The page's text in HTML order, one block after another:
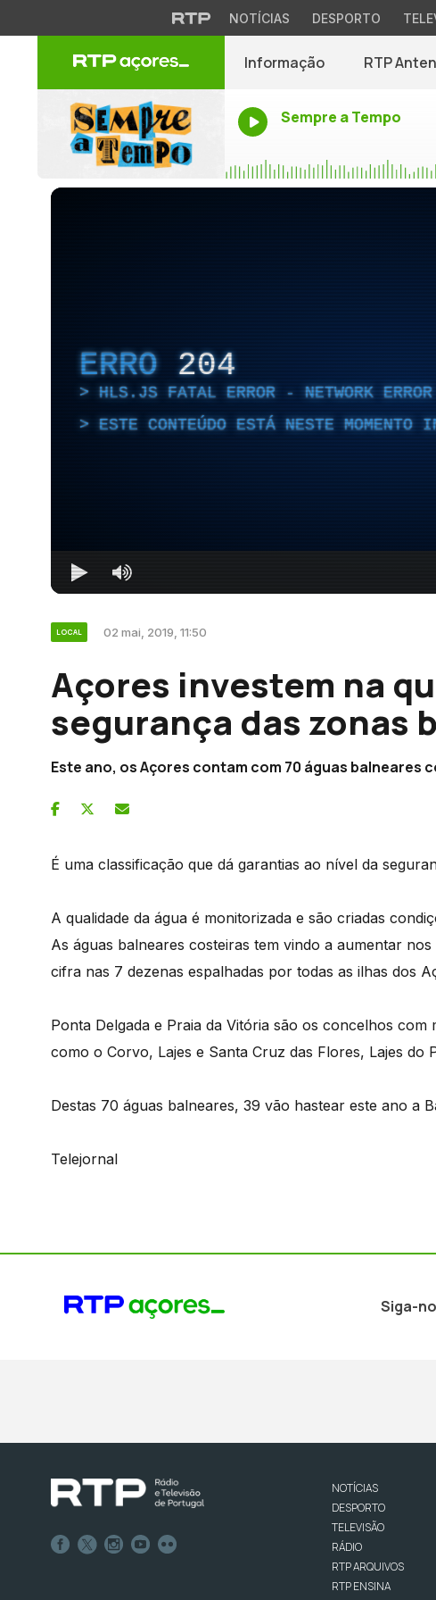
NOTÍCIAS DESPORTO
Informação RTP
Sempre a Tempo
ERRO 204
HLS.JS FATAL ERROR - NETWORK ERROR
ESTE CONTEÚDO ESTÁ NESTE MOMENTO
LOCAL 02 mai, 2019, 11:50
Açores investem na
segurança das zonas
Este ano, os Açores contam com 70 águas balneares
É uma classificação que dá garantias ao nível da
A qualidade da água é monitorizada e são criadas
As águas balneares costeiras tem vindo a aumentar
cifra nas 7 dezenas espalhadas por todas as ilhas dos
Ponta Delgada e Praia da Vitória são os concelhos
como o Corvo, Lajes e Santa Cruz das Flores, Lajes do
Destas 70 águas balneares, 39 vão hastear este ano a
Telejornal
Siga-
NOTÍCIAS
DESPORTO
TELEVISÃO
RÁDIO
RTP ARQUIVOS
RTP ENSINA